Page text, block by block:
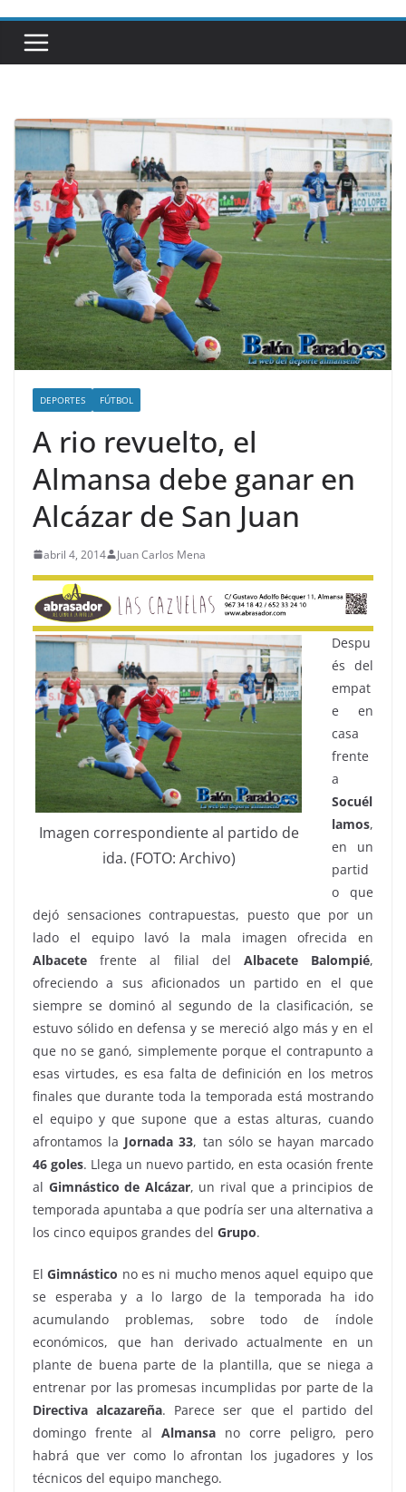
DEPORTES FÚTBOL
A rio revuelto, el
Almansa debe ganar en
Alcázar de San Juan
abril 4, 2014 Juan Carlos Mena
Imagen correspondiente al partido de
ida. (FOTO: Archivo)
Despu
és del
empat
e en
casa
frente
a
Socuél
lamos,
en un
partid
o que
dejó sensaciones contrapuestas, puesto que por un
lado el equipo lavó la mala imagen ofrecida en
Albacete frente al filial del Albacete Balompié,
ofreciendo a sus aficionados un partido en el que
siempre se dominó al segundo de la clasificación, se
estuvo sólido en defensa y se mereció algo más y en el
que no se ganó, simplemente porque el contrapunto a
esas virtudes, es esa falta de definición en los metros
finales que durante toda la temporada está mostrando
el equipo y que supone que a estas alturas, cuando
afrontamos la Jornada 33, tan sólo se hayan marcado
46 goles. Llega un nuevo partido, en esta ocasión frente
al Gimnástico de Alcázar, un rival que a principios de
temporada apuntaba a que podría ser una alternativa a
los cinco equipos grandes del Grupo.
ElGimnástico no es ni mucho menos aquel equipo que
se esperaba y a lo largo de la temporada ha ido
acumulando problemas, sobre todo de índole
económicos, que han derivado actualmente en un
plante de buena parte de la plantilla, que se niega a
entrenar por las promesas incumplidas por parte de la
Directiva alcazareña. Parece ser que el partido del
domingo frente al Almansa no corre peligro, pero
habrá que ver como lo afrontan los jugadores y los
técnicos del equipo manchego.